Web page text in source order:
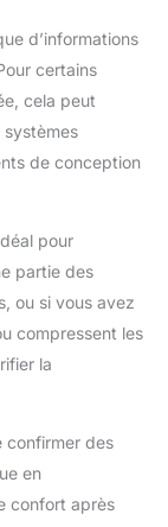
d’informations
certains
cela peut
de conception
pour
partie des
ou si vous avez
compressent les
la
confirmer des
en
confort après